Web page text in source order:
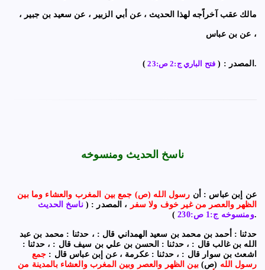
مالك عقب آخراًجه لهذا الحديث ، عن أبي الزبير ، عن سعيد بن جبير ،
عن بن عباس ،
المصدر : ( فتح الباري ج:2 ص:23 ).
ناسخ الحديث ومنسوخه
عن إبن عباس : أن رسول الله (ص) جمع بين المغرب والعشاء وما بين
الظهر والعصر من غير خوف ولا سفر
، المصدر : (ناسخ الحديث
ومنسوخه ج:1 ص:230).
حدثنا : أحمد بن محمد بن سعيد الهمداني قال : ، حدثنا : محمد بن عبد
الله بن غالب قال : ، حدثنا : الحسن بن علي بن سيف قال : ، حدثنا :
اشعث بن سوار قال : ، حدثنا : عكرمة ، عن إبن عباس قال : جمع
رسول الله (ص)بين الظهر والعصر وبين المغرب والعشاء بالمدينة من